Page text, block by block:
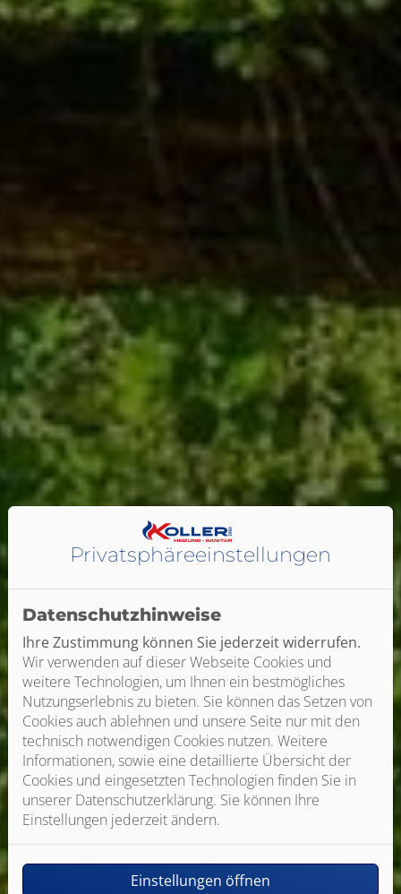
Privatsphäre­einstellungen
Datenschutzhinweise
Ihre Zustimmung können Sie jederzeit widerrufen.
Wir verwenden auf dieser Webseite Cookies und
weitere Technologien, um Ihnen ein bestmögliches
Nutzungserlebnis zu bieten. Sie können das Setzen von
Cookies auch ablehnen und unsere Seite nur mit den
technisch notwendigen Cookies nutzen. Weitere
Informationen, sowie eine detaillierte Übersicht der
Cookies und eingesetzten Technologien finden Sie in
unserer Datenschutzerklärung. Sie können Ihre
Einstellungen jederzeit ändern.
Einstellungen öffnen